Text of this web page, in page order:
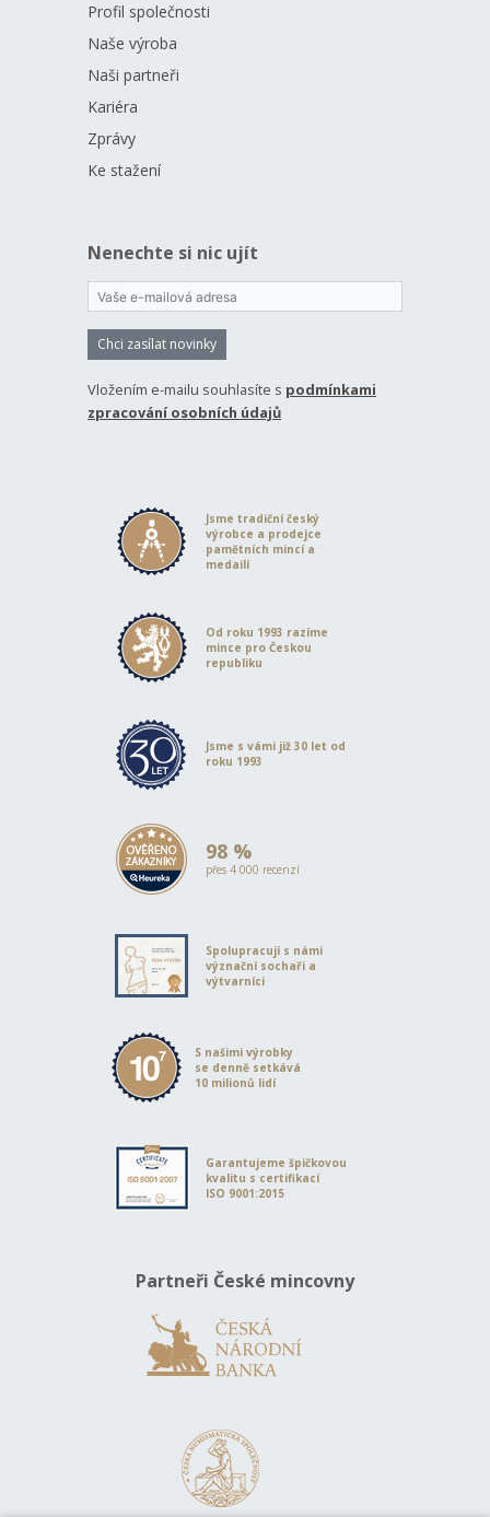
Profil společnosti
Naše výroba
Naši partneři
Kariéra
Zprávy
Ke stažení
Nenechte si nic ujít
Chci zasílat novinky
Vložením e-mailu souhlasíte s podmínkami
zpracování osobních údajů
Jsme tradiční český
výrobce a prodejce
pamětních mincí a
medailí
Od roku 1993 razíme
mince pro Českou
republiku
Jsme s vámi již 30 let od
roku 1993
98 %
přes 4 000 recenzí
Spolupracují s námi
význační sochaři a
výtvarníci
S našimi výrobky
se denně setkává
10 milionů lidí
Garantujeme špičkovou
kvalitu s certifikací
ISO 9001:2015
Partneři České mincovny